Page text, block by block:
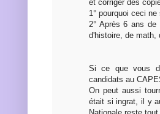
et corriger des
1° pourquoi ceci
2° Après 6 ans de
d'histoire, de math,
Si ce que vous
candidats au
On peut aussi
était si ingrat, il y